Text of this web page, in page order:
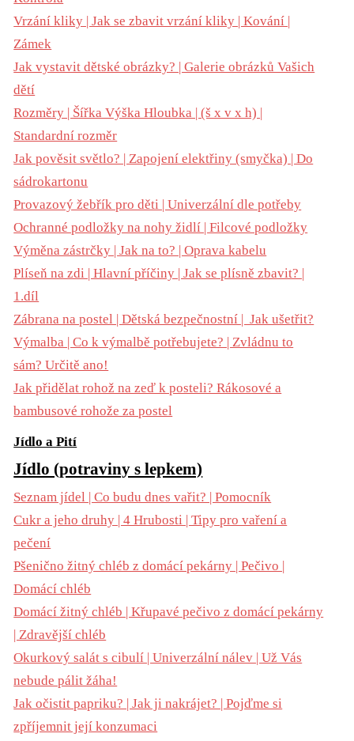
Vrzání kliky | Jak se zbavit vrzání kliky | Kování |
Zámek
Jak vystavit dětské obrázky? | Galerie obrázků Vašich
dětí
Rozměry | Šířka Výška Hloubka | (š x v x h) |
Standardní rozměr
Jak pověsit světlo? | Zapojení elektřiny (smyčka) | Do
sádrokartonu
Provazový žebřík pro děti | Univerzální dle potřeby
Ochranné podložky na nohy židlí | Filcové podložky
Výměna zástrčky | Jak na to? | Oprava kabelu
Plíseň na zdi | Hlavní příčiny | Jak se plísně zbavit? |
1.díl
Zábrana na postel | Dětská bezpečnostní | Jak ušetřit?
Výmalba | Co k výmalbě potřebujete? | Zvládnu to
sám? Určitě ano!
Jak přidělat rohož na zeď k posteli? Rákosové a
bambusové rohože za postel
Jídlo a Pití
Jídlo (potraviny s lepkem)
Seznam jídel | Co budu dnes vařit? | Pomocník
Cukr a jeho druhy | 4 Hrubosti | Tipy pro vaření a
pečení
Pšenično žitný chléb z domácí pekárny | Pečivo |
Domácí chléb
Domácí žitný chléb | Křupavé pečivo z domácí pekárny
| Zdravější chléb
Okurkový salát s cibulí | Univerzální nálev | Už Vás
nebude pálit žáha!
Jak očistit papriku? | Jak ji nakrájet? | Pojďme si
zpříjemnit její konzumaci